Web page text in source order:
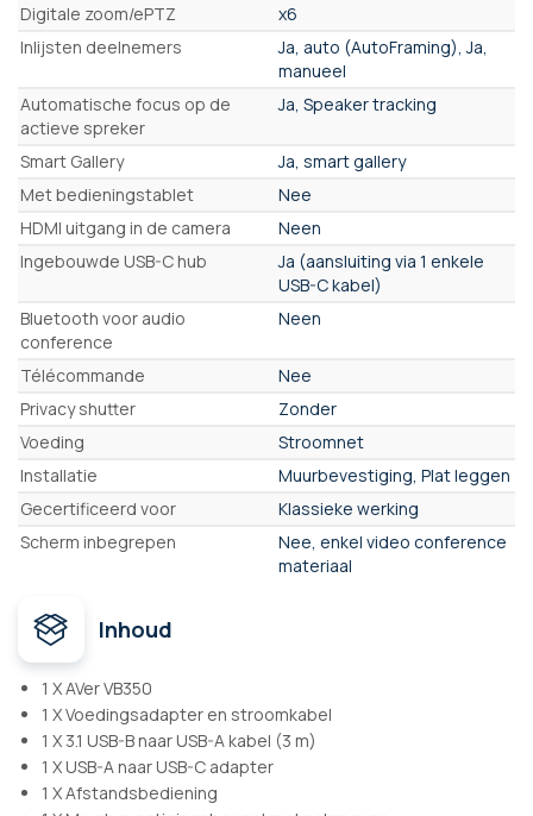
Digitale zoom/ePTZ
x6
Inlijsten deelnemers
Ja, auto (AutoFraming), Ja,
manueel
Automatische focus op de
actieve spreker
Ja, Speaker tracking
Smart Gallery
Ja, smart gallery
Met bedieningstablet
Nee
HDMI uitgang in de camera
Neen
Ingebouwde USB-C hub
Ja (aansluiting via 1 enkele
USB-C kabel)
Bluetooth voor audio
conference
Neen
Télécommande
Nee
Privacy shutter
Zonder
Voeding
Stroomnet
Installatie
Muurbevestiging, Plat leggen
Gecertificeerd voor
Klassieke werking
Scherm inbegrepen
Nee, enkel video conference
materiaal
Inhoud
1 X AVer VB350
1 X Voedingsadapter en stroomkabel
1 X 3.1 USB-B naar USB-A kabel (3 m)
1 X USB-A naar USB-C adapter
1 X Afstandsbediening